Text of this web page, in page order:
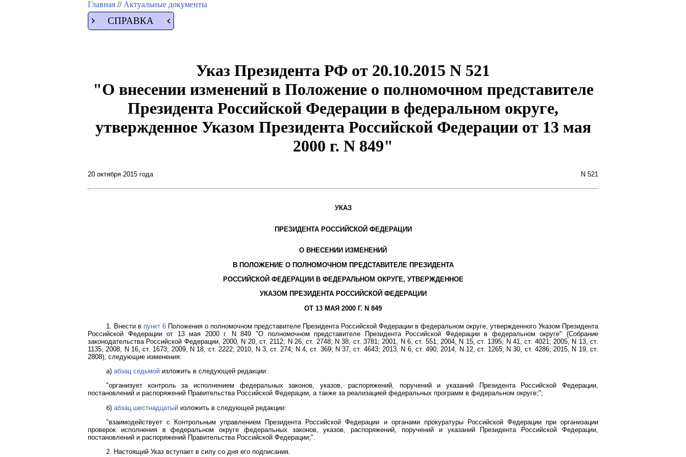
Главная // Актуальные документы
СПРАВКА
Указ Президента РФ от 20.10.2015 N 521
"О внесении изменений в Положение о полномочном представителе
Президента Российской Федерации в федеральном округе,
утвержденное Указом Президента Российской Федерации от 13 мая
2000 г. N 849"
20 октября 2015 года N 521
УКАЗ
ПРЕЗИДЕНТА РОССИЙСКОЙ ФЕДЕРАЦИИ
О ВНЕСЕНИИ ИЗМЕНЕНИЙ
В ПОЛОЖЕНИЕ О ПОЛНОМОЧНОМ ПРЕДСТАВИТЕЛЕ ПРЕЗИДЕНТА
РОССИЙСКОЙ ФЕДЕРАЦИИ В ФЕДЕРАЛЬНОМ ОКРУГЕ, УТВЕРЖДЕННОЕ
УКАЗОМ ПРЕЗИДЕНТА РОССИЙСКОЙ ФЕДЕРАЦИИ
ОТ 13 МАЯ 2000 Г. N 849
1. Внести в пункт 6 Положения о полномочном представителе Президента Российской Федерации в федеральном округе, утвержденного Указом Президента
Российской Федерации от 13 мая 2000 г. N 849 "О полномочном представителе Президента Российской Федерации в федеральном округе" (Собрание
законодательства Российской Федерации, 2000, N 20, ст. 2112; N 26, ст. 2748; N 38, ст. 3781; 2001, N 6, ст. 551; 2004, N 15, ст. 1395; N 41, ст. 4021; 2005, N 13, ст.
1135; 2008, N 16, ст. 1673; 2009, N 18, ст. 2222; 2010, N 3, ст. 274; N 4, ст. 369; N 37, ст. 4643; 2013, N 6, ст. 490; 2014, N 12, ст. 1265; N 30, ст. 4286; 2015, N 19, ст.
2808), следующие изменения:
а) абзац седьмой изложить в следующей редакции:
"организует контроль за исполнением федеральных законов, указов, распоряжений, поручений и указаний Президента Российской Федерации,
постановлений и распоряжений Правительства Российской Федерации, а также за реализацией федеральных программ в федеральном округе;";
б) абзац шестнадцатый изложить в следующей редакции:
"взаимодействует с Контрольным управлением Президента Российской Федерации и органами прокуратуры Российской Федерации при организации
проверок исполнения в федеральном округе федеральных законов, указов, распоряжений, поручений и указаний Президента Российской Федерации,
постановлений и распоряжений Правительства Российской Федерации;".
2. Настоящий Указ вступает в силу со дня его подписания.